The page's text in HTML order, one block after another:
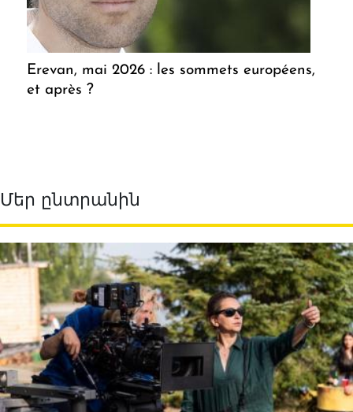
Erevan, mai 2026 : les sommets européens,
et après ?
Մեր ընտրանին